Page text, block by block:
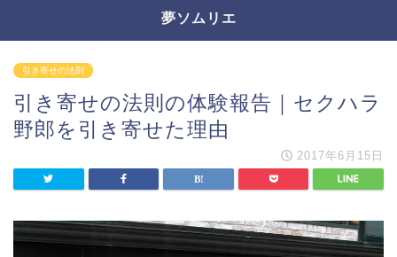
夢ソムリエ
引き寄せの法則
引き寄せの法則の体験報告｜セクハラ
野郎を引き寄せた理由
2017年6月15日